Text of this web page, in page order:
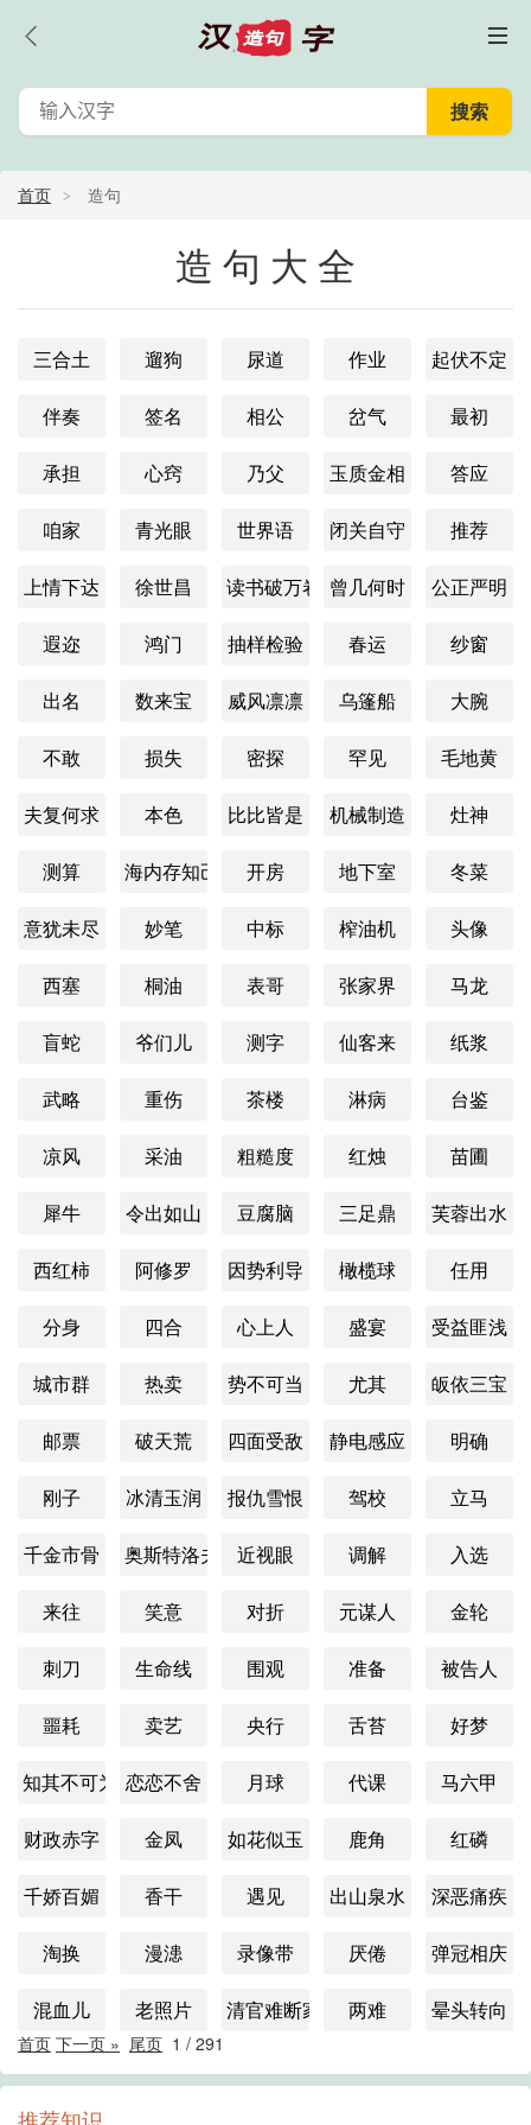
首页 造句
造句大全
三合土 遛狗 尿道 作业 起伏不定
伴奏 签名 相公 岔气 最初
承担 心窍 乃父 玉质金相 答应
咱家 青光眼 世界语 闭关自守 推荐
上情下达 徐世昌 读书破万卷 曾几何时 公正严明
遐迩 鸿门 抽样检验 春运 纱窗
出名 数来宝 威风凛凛 乌篷船 大腕
不敢 损失 密探 罕见 毛地黄
夫复何求 本色 比比皆是 机械制造 灶神
测算 海内存知己 开房 地下室 冬菜
意犹未尽 妙笔 中标 榨油机 头像
西塞 桐油 表哥 张家界 马龙
盲蛇 爷们儿 测字 仙客来 纸浆
武略 重伤 茶楼 淋病 台鉴
凉风 采油 粗糙度 红烛 苗圃
犀牛 令出如山 豆腐脑 三足鼎 芙蓉出水
西红柿 阿修罗 因势利导 橄榄球 任用
分身 四合 心上人 盛宴 受益匪浅
城市群 热卖 势不可当 尤其 皈依三宝
邮票 破天荒 四面受敌 静电感应 明确
刚子 冰清玉润 报仇雪恨 驾校 立马
千金市骨 奥斯特洛夫斯基近视眼 调解 入选
来往 笑意 对折 元谋人 金轮
刺刀 生命线 围观 准备 被告人
噩耗 卖艺 央行 舌苔 好梦
知其不可为而为恋恋不舍 月球 代课 马六甲
财政赤字 金凤 如花似玉 鹿角 红磷
千娇百媚 香干 遇见 出山泉水 深恶痛疾
淘换 漫漶 录像带 厌倦 弹冠相庆
混血儿 老照片 清官难断家务事两难 晕头转向
首页 下一页 » 尾页 1 / 291